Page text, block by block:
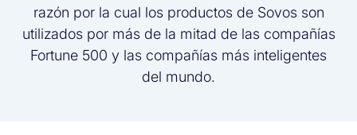
razón por la cual los productos de Sovos son
utilizados por más de la mitad de las compañías
Fortune 500 y las compañías más inteligentes
del mundo.